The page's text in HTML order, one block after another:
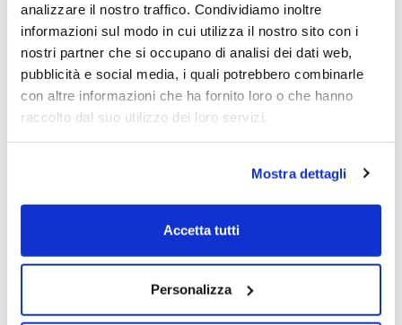
analizzare il nostro traffico. Condividiamo inoltre
informazioni sul modo in cui utilizza il nostro sito con i
nostri partner che si occupano di analisi dei dati web,
pubblicità e social media, i quali potrebbero combinarle
con altre informazioni che ha fornito loro o che hanno
raccolto dal suo utilizzo dei loro servizi.
Mostra dettagli
Accetta tutti
Personalizza
fermi.